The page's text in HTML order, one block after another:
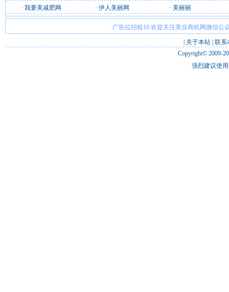
· 我要美减肥网 · 伊人美丽网 · 美丽丽
广告位招租10 欢迎关注美业商机网微信公
关于本站 联系
Copyright© 2009-
强烈建议使